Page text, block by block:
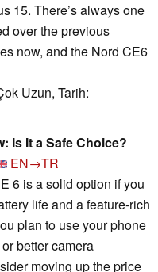
15. There’s always one
over the previous
now, and the Nord CE6
Uzun, Tarih:
Is It a Safe Choice?
EN→TR
6 is a solid option if you
life and a feature-rich
plan to use your phone
better camera
moving up the price